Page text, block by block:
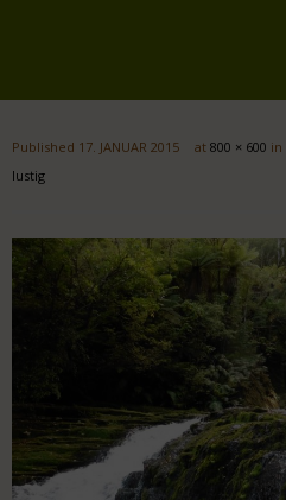
Widmung
Datenschutz
Published 17. JANUAR 2015 at 800 × 600 in
lustig